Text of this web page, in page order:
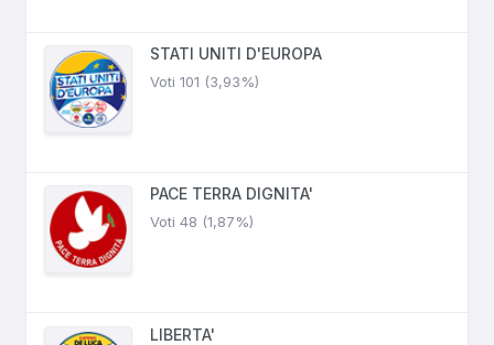
STATI UNITI D'EUROPA
Voti 101 (3,93%)
PACE TERRA DIGNITA'
Voti 48 (1,87%)
LIBERTA'